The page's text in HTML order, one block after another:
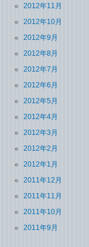
2012年11月
2012年10月
2012年9月
2012年8月
2012年7月
2012年6月
2012年5月
2012年4月
2012年3月
2012年2月
2012年1月
2011年12月
2011年11月
2011年10月
2011年9月